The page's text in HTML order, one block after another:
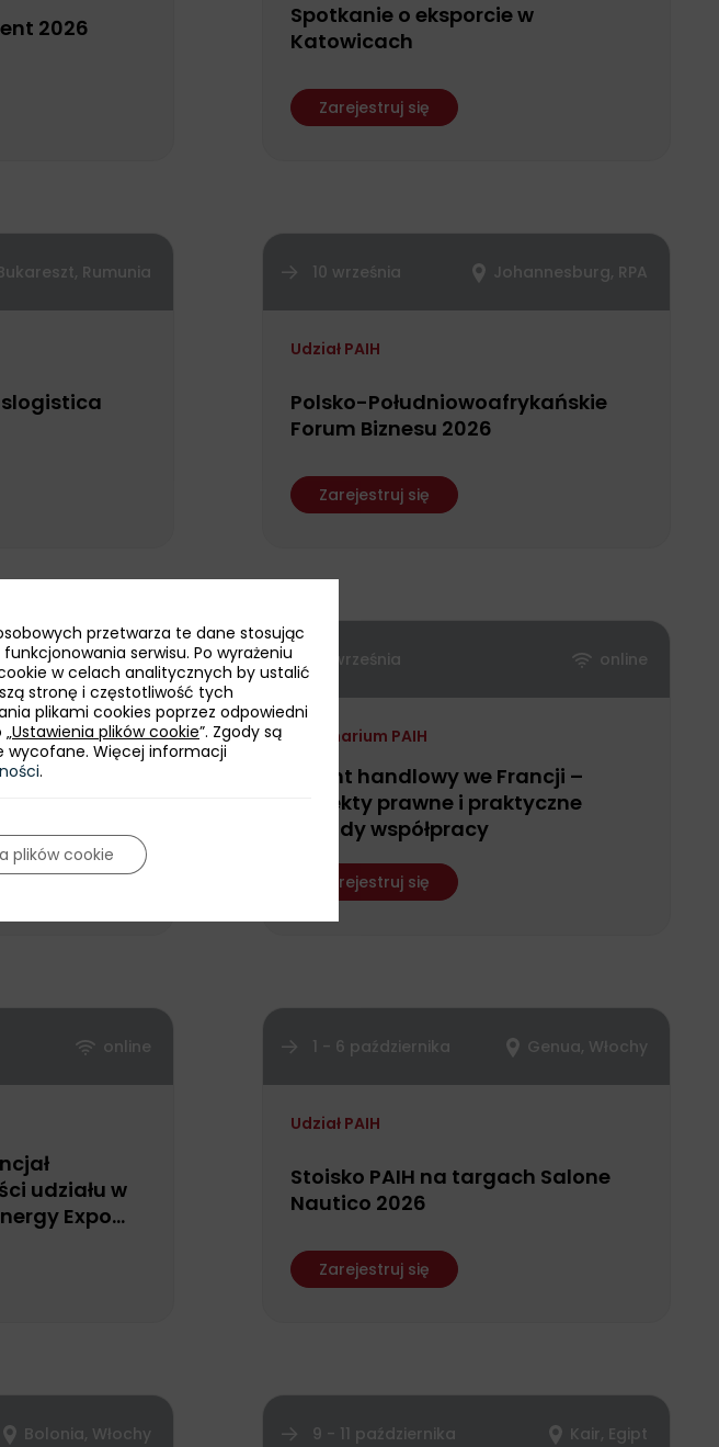
2026
Spotkanie o eksporcie w
Katowicach
Zarejestruj się
Rumunia 10 września Johannesburg, RPA
Udział PAIH
Polsko-Południowoafrykańskie
Forum Biznesu 2026
Zarejestruj się
online
z
Mosty
15 września online
Webinarium PAIH
Agent handlowy we Francji –
aspekty prawne i praktyczne
zasady współpracy
Zarejestruj się
online
udziału w
Expo
1 - 6 października Genua, Włochy
Udział PAIH
Stoisko PAIH na targach Salone
Nautico 2026
Zarejestruj się
Bolonia, Włochy 9 - 11 października Kair, Egipt
przetwarza te dane stosując
serwisu. Po wyrażeniu
w celach analitycznych by ustalić
stronę i częstotliwość tych
plikami cookies poprzez odpowiedni
Ustawienia plików cookie”. Zgody są
Więcej informacji
.
plików cookie